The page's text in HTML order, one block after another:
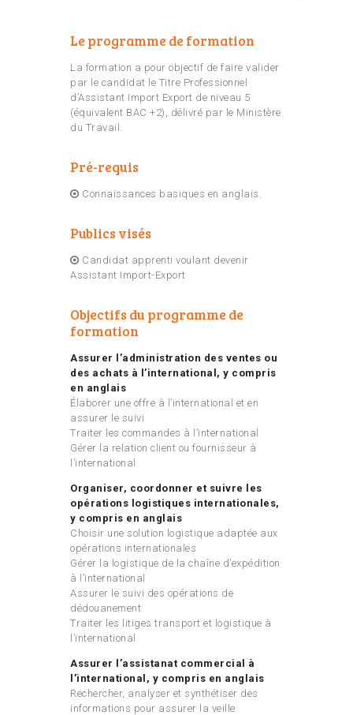
Le programme de formation
La formation a pour objectif de faire valider
par le candidat le Titre Professionnel
d’Assistant Import Export de niveau 5
(équivalent BAC +2), délivré par le Ministère
du Travail.
Pré-requis
Connaissances basiques en anglais.
Publics visés
Candidat apprenti voulant devenir
Assistant Import-Export
Objectifs du programme de
formation
Assurer l’administration des ventes ou
des achats à l’international, y compris
en anglais
Élaborer une offre à l’international et en
assurer le suivi
Traiter les commandes à l’international
Gérer la relation client ou fournisseur à
l’international
Organiser, coordonner et suivre les
opérations logistiques internationales,
y compris en anglais
Choisir une solution logistique adaptée aux
opérations internationales
Gérer la logistique de la chaîne d’expédition
à l’international
Assurer le suivi des opérations de
dédouanement
Traiter les litiges transport et logistique à
l’international
Assurer l’assistanat commercial à
l’international, y compris en anglais
Rechercher, analyser et synthétiser des
informations pour assurer la veille